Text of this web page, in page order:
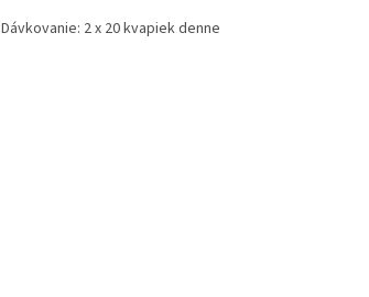
Dávkovanie: 2 x 20 kvapiek denne